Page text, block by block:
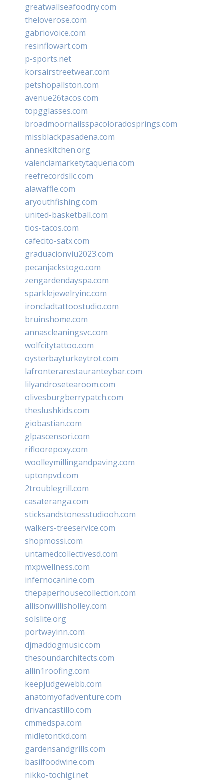
greatwallseafoodny.com
theloverose.com
gabriovoice.com
resinflowart.com
p-sports.net
korsairstreetwear.com
petshopallston.com
avenue26tacos.com
topgglasses.com
broadmoornailsspacoloradosprings.com
missblackpasadena.com
anneskitchen.org
valenciamarketytaqueria.com
reefrecordsllc.com
alawaffle.com
aryouthfishing.com
united-basketball.com
tios-tacos.com
cafecito-satx.com
graduacionviu2023.com
pecanjackstogo.com
zengardendayspa.com
sparklejewelryinc.com
ironcladtattoostudio.com
bruinshome.com
annascleaningsvc.com
wolfcitytattoo.com
oysterbayturkeytrot.com
lafronterarestauranteybar.com
lilyandrosetearoom.com
olivesburgberrypatch.com
theslushkids.com
giobastian.com
glpascensori.com
rifloorepoxy.com
woolleymillingandpaving.com
uptonpvd.com
2troublegrill.com
casateranga.com
sticksandstonesstudiooh.com
walkers-treeservice.com
shopmossi.com
untamedcollectivesd.com
mxpwellness.com
infernocanine.com
thepaperhousecollection.com
allisonwillisholley.com
solslite.org
portwayinn.com
djmaddogmusic.com
thesoundarchitects.com
allin1roofing.com
keepjudgewebb.com
anatomyofadventure.com
drivancastillo.com
cmmedspa.com
midletontkd.com
gardensandgrills.com
basilfoodwine.com
nikko-tochigi.net